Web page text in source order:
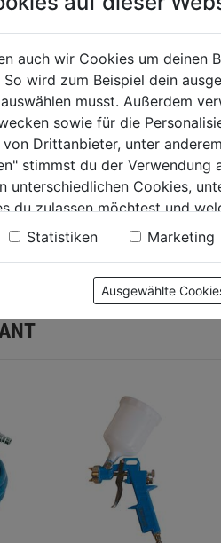
auch wir Cookies um deinen
wird zum Beispiel dein
musst. Außerdem
sowie für die
Drittanbieter, unter
stimmst du der Verwendung
unterschiedlichen Cookies,
du zulassen möchtest und
Datenschutzerklärung
Statistiken Marketing
Ausgewählte